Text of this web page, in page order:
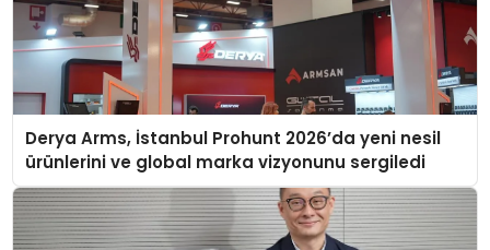
Derya Arms, İstanbul Prohunt 2026’da yeni nesil
ürünlerini ve global marka vizyonunu sergiledi